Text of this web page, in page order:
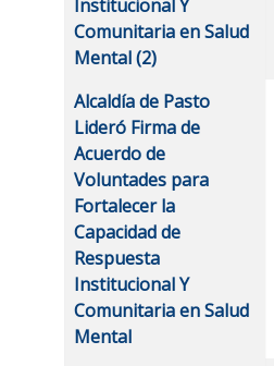
Institucional Y
Comunitaria en Salud
Mental (2)
Alcaldía de Pasto
Lideró Firma de
Acuerdo de
Voluntades para
Fortalecer la
Capacidad de
Respuesta
Institucional Y
Comunitaria en Salud
Mental